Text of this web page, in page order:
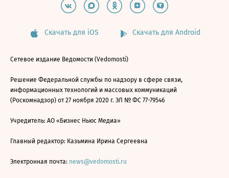
Скачать для iOS Скачать для Android
Сетевое издание Ведомости (Vedomosti)
Решение Федеральной службы по надзору в сфере связи,
информационных технологий и массовых коммуникаций
(Роскомнадзор) от 27 ноября 2020 г. ЭЛ № ФС 77-79546
Учредитель: АО «Бизнес Ньюс Медиа»
Главный редактор: Казьмина Ирина Сергеевна
Электронная почта: news@vedomosti.ru